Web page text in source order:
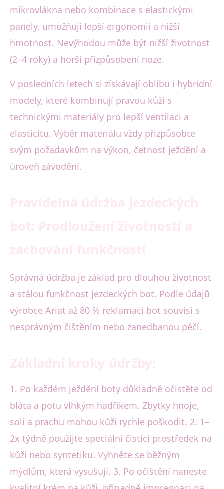
mikrovlákna nebo kombinace s elastickými
panely, umožňují lepší ergonomii a nižší
hmotnost. Nevýhodou může být nižší životnost
(2–4 roky) a horší přizpůsobení noze.
V posledních letech si získávají oblibu i hybridní
modely, které kombinují pravou kůži s
technickými materiály pro lepší ventilaci a
elasticitu. Výběr materiálu vždy přizpůsobte
svým požadavkům na výkon, četnost ježdění a
úroveň závodění.
Správná údržba je základ pro dlouhou životnost
a stálou funkčnost jezdeckých bot. Podle údajů
výrobce Ariat až 80 % reklamací bot souvisí s
nesprávným čištěním nebo zanedbanou péčí.
1. Po každém ježdění boty důkladně očistěte od
bláta a potu vlhkým hadříkem. Zbytky hnoje,
soli a prachu mohou kůži rychle poškodit. 2. 1–
2x týdně použijte speciální čistící prostředek na
kůži nebo syntetiku. Vyhněte se běžným
mýdlům, která vysušují. 3. Po očištění naneste